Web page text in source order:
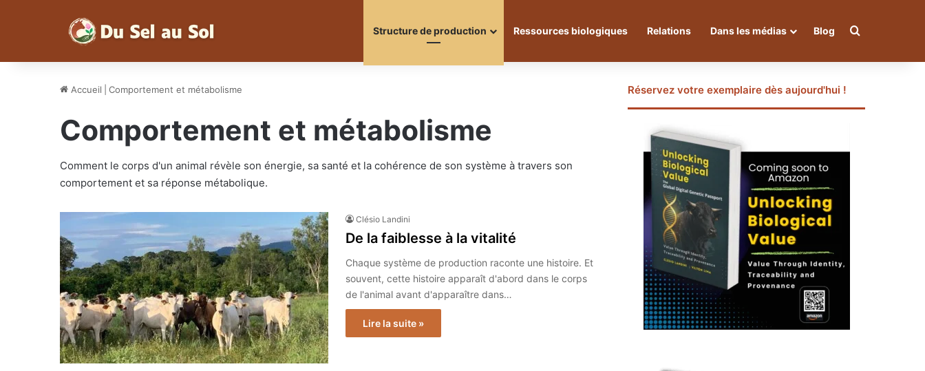
Structure de production Ressources biologiques Relations Dans les médias Blog Rechercher
Accueil Comportement et métabolisme
Comportement et métabolisme
Comment le corps d'un animal révèle son énergie, sa santé et la cohérence de son système à travers son
comportement et sa réponse métabolique.
Clésio Landini
De la faiblesse à la vitalité
Chaque système de production raconte une histoire. Et
souvent, cette histoire apparaît d'abord dans le corps
de l'animal avant d'apparaître dans…
Lire la suite »
Réservez votre exemplaire dès aujourd'hui !